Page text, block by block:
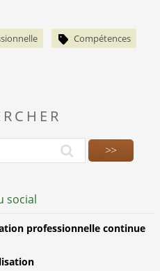
Compétences
social
professionnelle continue